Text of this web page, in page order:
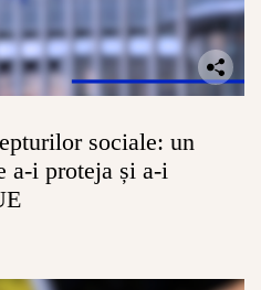
sociale: un
a-i proteja și a-i